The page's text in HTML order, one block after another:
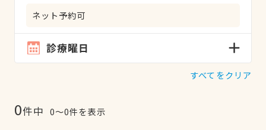
ネット予約可
診療曜日
すべてをクリア
0件中 0〜0件を表示